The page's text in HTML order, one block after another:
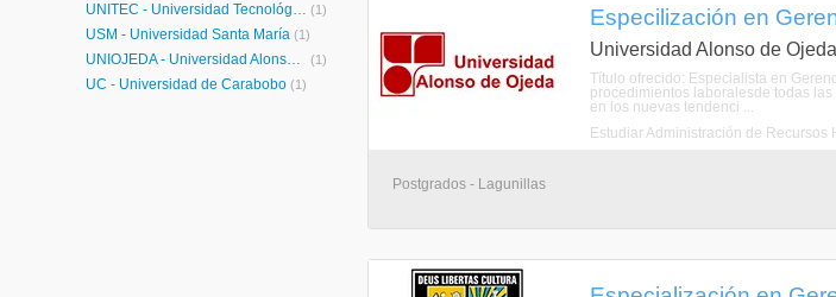
UNITEC - Universidad Tecnológica del Centro (1)
USM - Universidad Santa María (1)
UNIOJEDA - Universidad Alonso de Ojeda (1)
UC - Universidad de Carabobo (1)
Especilización en
Universidad Alonso de Ojeda
Título ofrecido: Especialista en
procedimientos laboralesde todas
en los nuevas tendenci ...
Estudiar Administración de Recursos
Postgrados - Lagunillas